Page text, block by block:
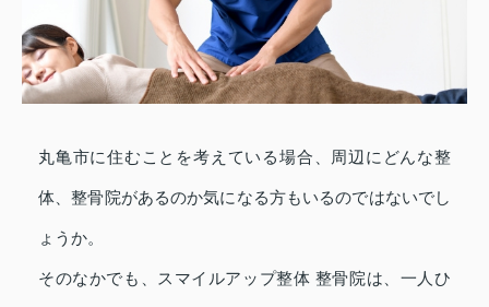
丸亀市に住むことを考えている場合、周辺にどんな整
体、整骨院があるのか気になる方もいるのではないでし
ょうか。
そのなかでも、スマイルアップ整体 整骨院は、一人ひ